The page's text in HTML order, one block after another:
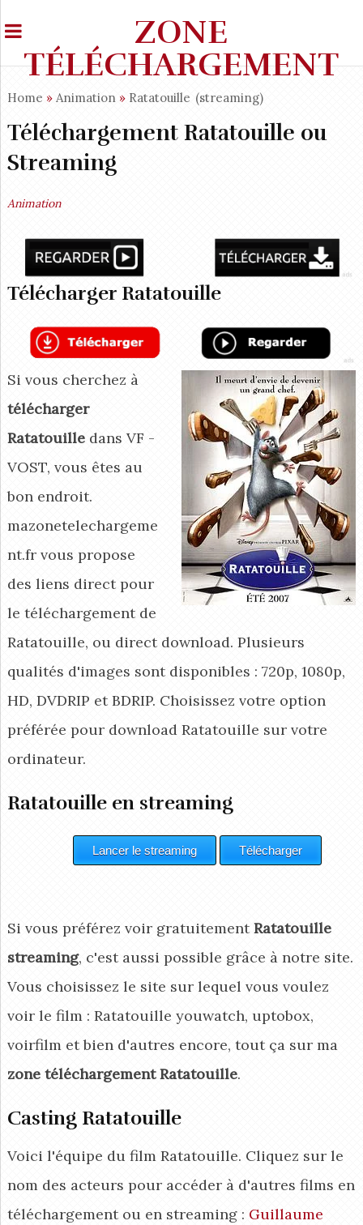
ZONE
TÉLÉCHARGEMENT
Home » Animation » Ratatouille (streaming)
Téléchargement Ratatouille ou
Streaming
Animation
Télécharger Ratatouille
Si vous cherchez à
télécharger
Ratatouilledans VF -
VOST, vous êtes au
bon endroit.
mazonetelechargeme
nt.fr vous propose
des liens direct pour
le téléchargement de
Ratatouille, ou direct download. Plusieurs
qualités d'images sont disponibles : 720p, 1080p,
HD, DVDRIP et BDRIP. Choisissez votre option
préférée pour download Ratatouille sur votre
ordinateur.
Ratatouille en streaming
Si vous préférez voir gratuitementRatatouille
streaming, c'est aussi possible grâce à notre site.
Vous choisissez le site sur lequel vous voulez
voir le film : Ratatouille youwatch, uptobox,
voirfilm et bien d'autres encore, tout ça sur ma
zone téléchargement Ratatouille.
Casting Ratatouille
Voici l'équipe du film Ratatouille. Cliquez sur le
nom des acteurs pour accéder à d'autres films en
téléchargement ou en streaming : Guillaume